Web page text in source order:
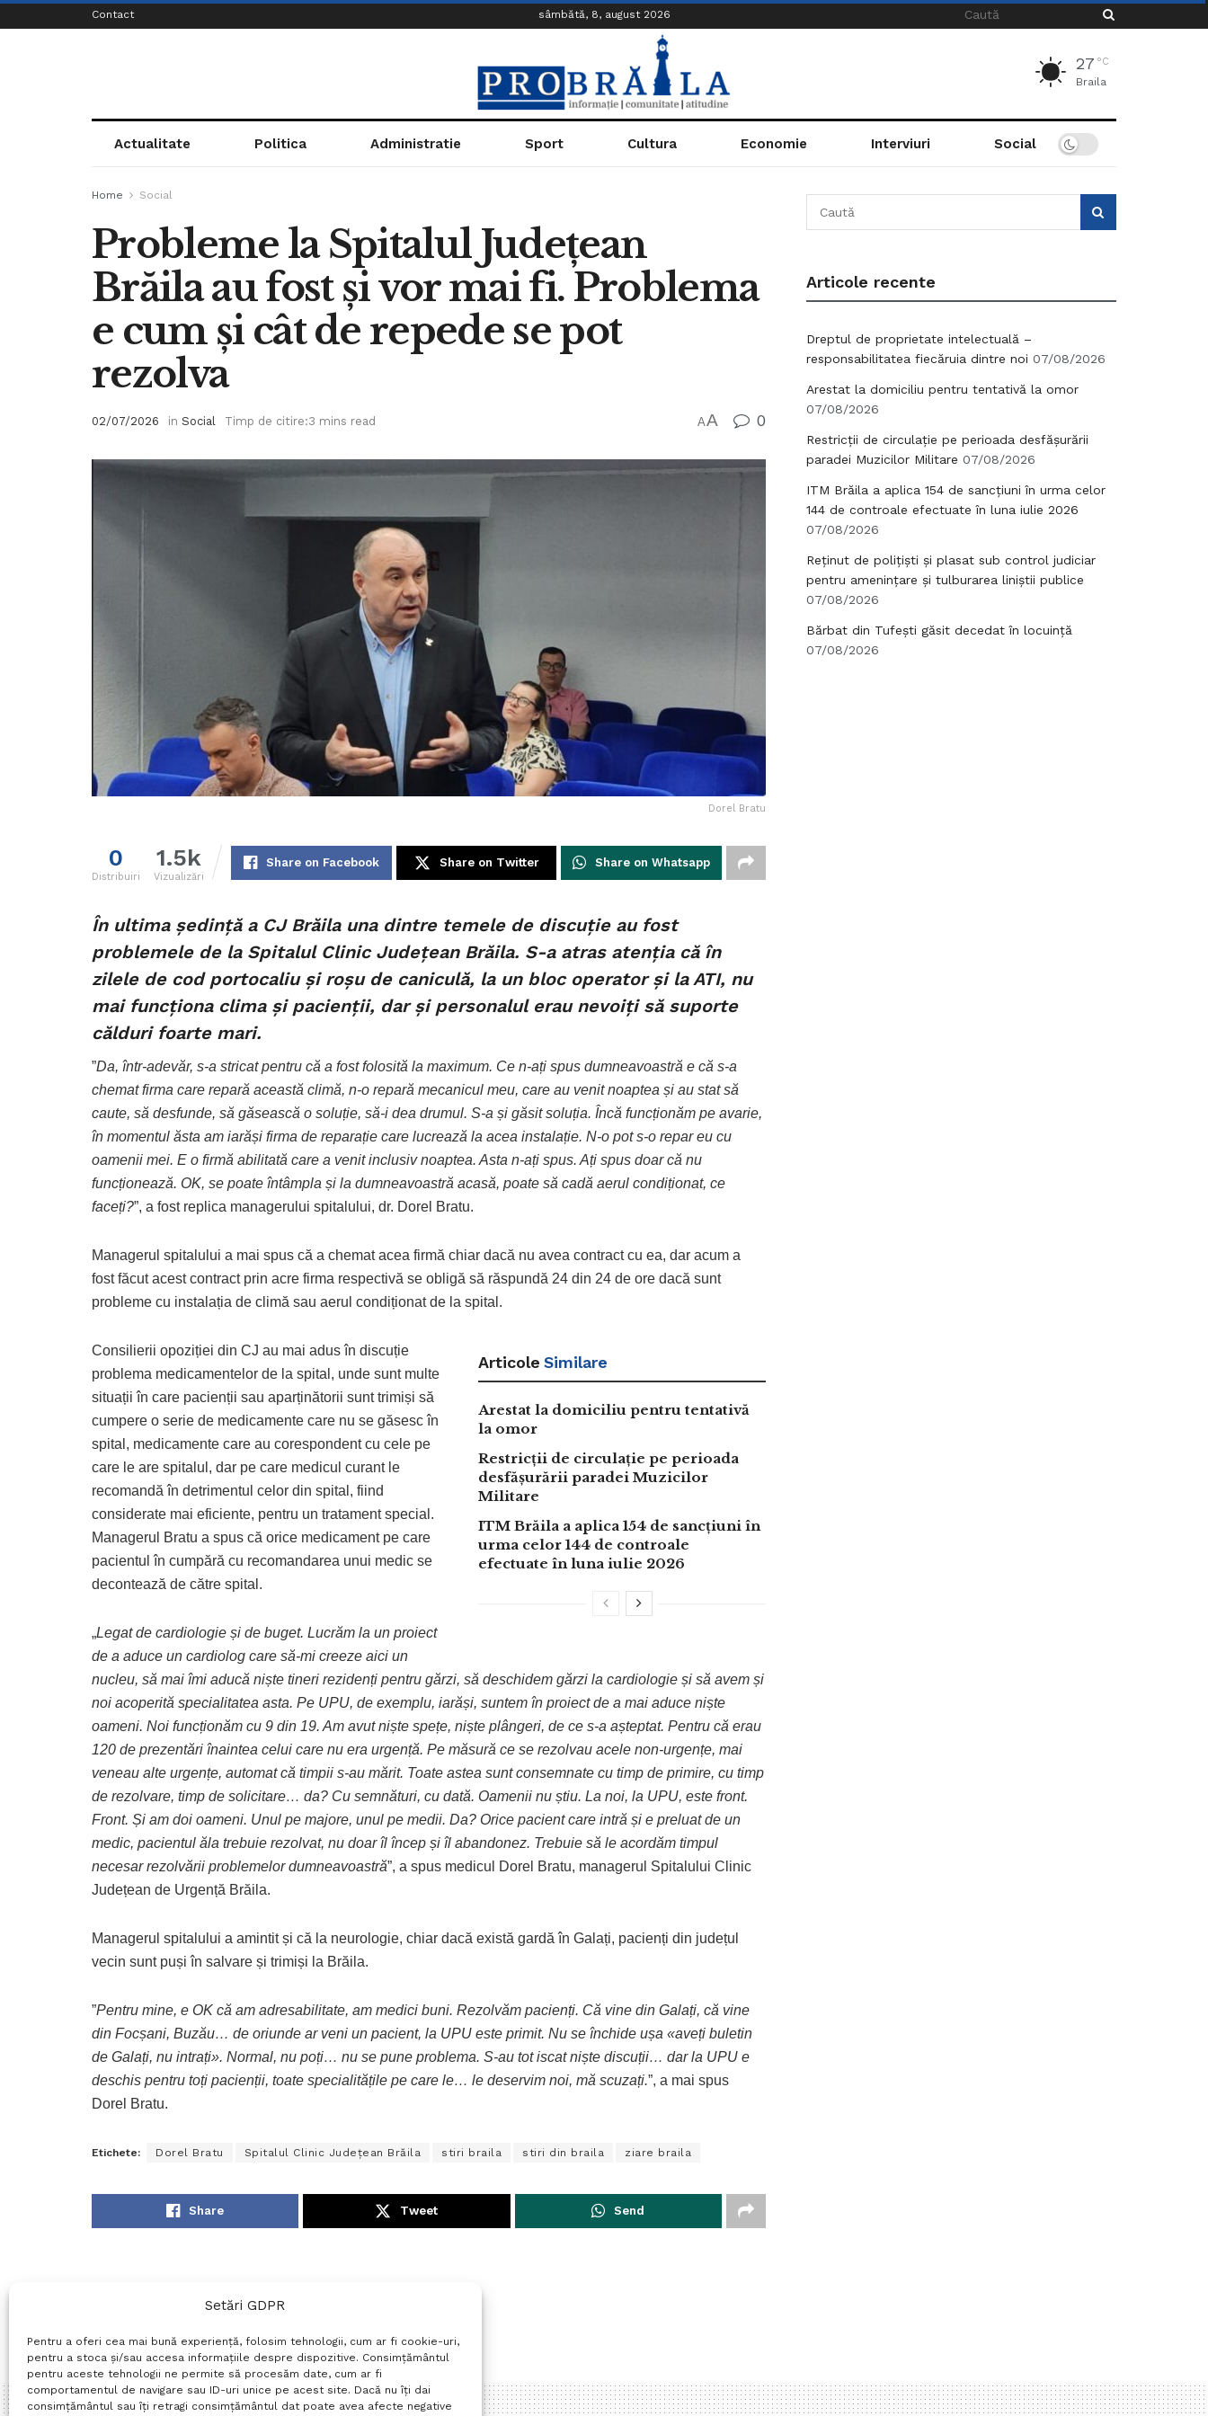
Setări GDPR
Pentru a oferi cea mai bună experiență, folosim tehnologii, cum ar fi cookie-uri,
pentru a stoca și/sau accesa informațiile despre dispozitive. Consimțământul
pentru aceste tehnologii ne permite să procesăm date, cum ar fi
comportamentul de navigare sau ID-uri unice pe acest site. Dacă nu îți dai
consimțământul sau îți retragi consimțământul dat poate avea afecte negative
Contact sâmbătă, 8, august 2026
27 °C
Braila
Actualitate Politica Administratie Sport Cultura Economie Interviuri Social
Home Social
Probleme la Spitalul Județean
Brăila au fost și vor mai fi. Problema
e cum și cât de repede se pot
rezolva
02/07/2026 in Social Timp de citire:3 mins read AA 0
Dorel Bratu
0
Distribuiri
1.5k
Vizualizări
Share on Facebook Share on Twitter Share on Whatsapp
În ultima ședință a CJ Brăila una dintre temele de discuție au fost
problemele de la Spitalul Clinic Județean Brăila. S-a atras atenția că în
zilele de cod portocaliu și roșu de caniculă, la un bloc operator și la ATI, nu
mai funcționa clima și pacienții, dar și personalul erau nevoiți să suporte
călduri foarte mari.
”Da, într-adevăr, s-a stricat pentru că a fost folosită la maximum. Ce n-ați spus dumneavoastră e că s-a
chemat firma care repară această climă, n-o repară mecanicul meu, care au venit noaptea și au stat să
caute, să desfunde, să găsească o soluție, să-i dea drumul. S-a și găsit soluția. Încă funcționăm pe avarie,
în momentul ăsta am iarăși firma de reparație care lucrează la acea instalație. N-o pot s-o repar eu cu
oamenii mei. E o firmă abilitată care a venit inclusiv noaptea. Asta n-ați spus. Ați spus doar că nu
funcționează. OK, se poate întâmpla și la dumneavoastră acasă, poate să cadă aerul condiționat, ce
faceți?”, a fost replica managerului spitalului, dr. Dorel Bratu.
Managerul spitalului a mai spus că a chemat acea firmă chiar dacă nu avea contract cu ea, dar acum a
fost făcut acest contract prin acre firma respectivă se obligă să răspundă 24 din 24 de ore dacă sunt
probleme cu instalația de climă sau aerul condiționat de la spital.
Articole Similare
Arestat la domiciliu pentru tentativă
la omor
Restricții de circulație pe perioada
desfășurării paradei Muzicilor
Militare
ITM Brăila a aplica 154 de sancțiuni în
urma celor 144 de controale
efectuate în luna iulie 2026
Consilierii opoziției din CJ au mai adus în discuție
problema medicamentelor de la spital, unde sunt multe
situații în care pacienții sau aparținătorii sunt trimiși să
cumpere o serie de medicamente care nu se găsesc în
spital, medicamente care au corespondent cu cele pe
care le are spitalul, dar pe care medicul curant le
recomandă în detrimentul celor din spital, fiind
considerate mai eficiente, pentru un tratament special.
Managerul Bratu a spus că orice medicament pe care
pacientul în cumpără cu recomandarea unui medic se
decontează de către spital.
„Legat de cardiologie și de buget. Lucrăm la un proiect
de a aduce un cardiolog care să-mi creeze aici un
nucleu, să mai îmi aducă niște tineri rezidenți pentru gărzi, să deschidem gărzi la cardiologie și să avem și
noi acoperită specialitatea asta. Pe UPU, de exemplu, iarăși, suntem în proiect de a mai aduce niște
oameni. Noi funcționăm cu 9 din 19. Am avut niște spețe, niște plângeri, de ce s-a așteptat. Pentru că erau
120 de prezentări înaintea celui care nu era urgență. Pe măsură ce se rezolvau acele non-urgențe, mai
veneau alte urgențe, automat că timpii s-au mărit. Toate astea sunt consemnate cu timp de primire, cu timp
de rezolvare, timp de solicitare… da? Cu semnături, cu dată. Oamenii nu știu. La noi, la UPU, este front.
Front. Și am doi oameni. Unul pe majore, unul pe medii. Da? Orice pacient care intră și e preluat de un
medic, pacientul ăla trebuie rezolvat, nu doar îl încep și îl abandonez. Trebuie să le acordăm timpul
necesar rezolvării problemelor dumneavoastră”, a spus medicul Dorel Bratu, managerul Spitalului Clinic
Județean de Urgență Brăila.
Managerul spitalului a amintit și că la neurologie, chiar dacă există gardă în Galați, pacienți din județul
vecin sunt puși în salvare și trimiși la Brăila.
”Pentru mine, e OK că am adresabilitate, am medici buni. Rezolvăm pacienți. Că vine din Galați, că vine
din Focșani, Buzău… de oriunde ar veni un pacient, la UPU este primit. Nu se închide ușa «aveți buletin
de Galați, nu intrați». Normal, nu poți… nu se pune problema. S-au tot iscat niște discuții… dar la UPU e
deschis pentru toți pacienții, toate specialitățile pe care le… le deservim noi, mă scuzați.”, a mai spus
Dorel Bratu.
Etichete: Dorel Bratu Spitalul Clinic Județean Brăila stiri braila stiri din braila ziare braila
Share Tweet Send
Articole recente
Dreptul de proprietate intelectuală –
responsabilitatea fiecăruia dintre noi 07/08/2026
Arestat la domiciliu pentru tentativă la omor
07/08/2026
Restricții de circulație pe perioada desfășurării
paradei Muzicilor Militare 07/08/2026
ITM Brăila a aplica 154 de sancțiuni în urma celor
144 de controale efectuate în luna iulie 2026
07/08/2026
Reținut de polițiști și plasat sub control judiciar
pentru amenințare și tulburarea liniștii publice
07/08/2026
Bărbat din Tufești găsit decedat în locuință
07/08/2026